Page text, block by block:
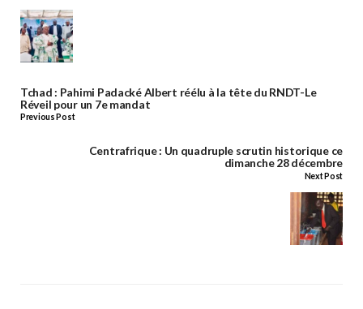
Tchad : Pahimi Padacké Albert réélu à la tête du RNDT-Le
Réveil pour un 7e mandat
Previous Post
Centrafrique : Un quadruple scrutin historique ce
dimanche 28 décembre
Next Post